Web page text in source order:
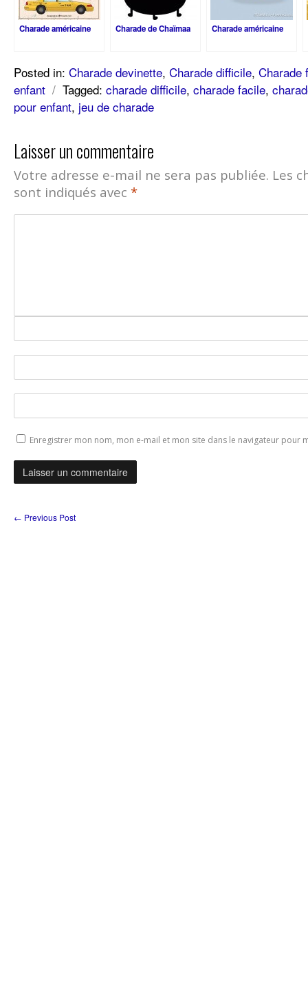
Charade américaine Charade de Chaïmaa Charade américaine
Posted in: Charade devinette, Charade difficile, Charade
enfant / Tagged: charade difficile, charade facile,
pour enfant, jeu de charade
Laisser un commentaire
Votre adresse e-mail ne sera pas publiée. Les
sont indiqués avec *
Enregistrer mon nom, mon e-mail et mon site dans le navigateur pour
← Previous Post